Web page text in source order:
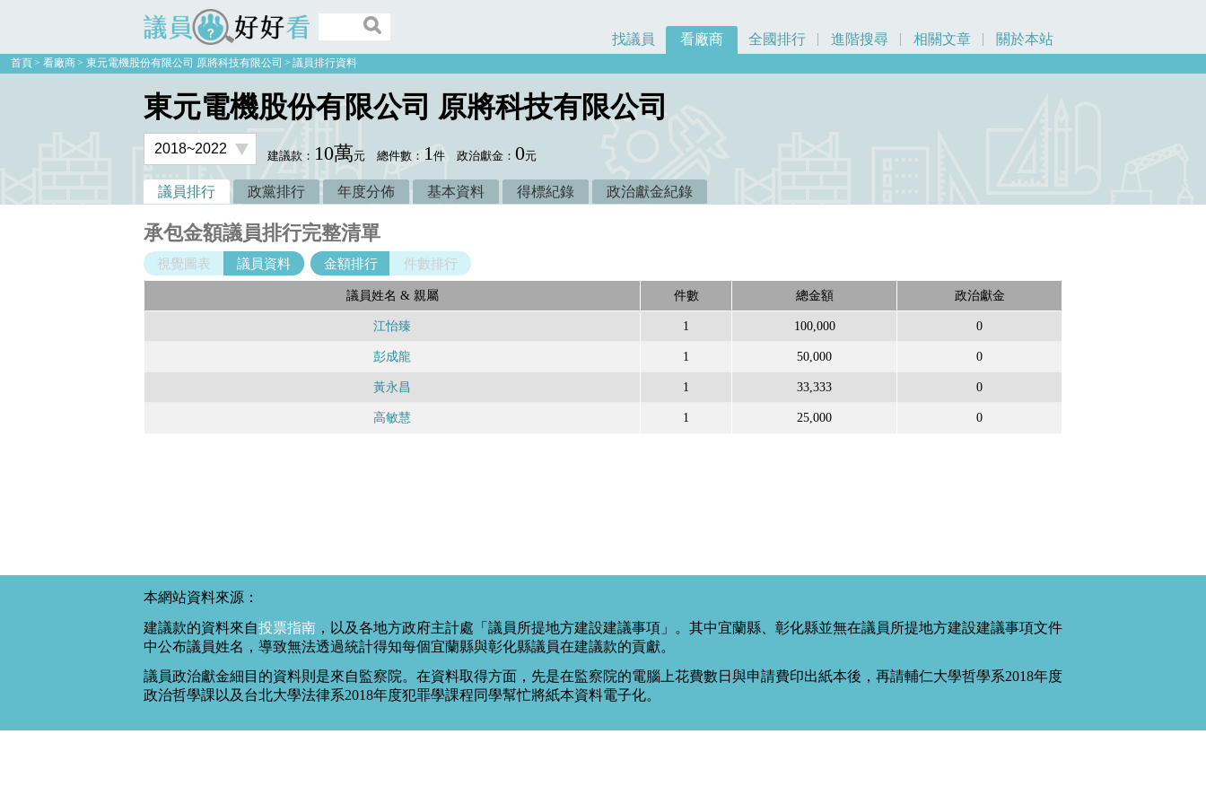
議員好好看
找議員 看廠商 全國排行 進階搜尋 相關文章 關於本站
首頁 看廠商 東元電機股份有限公司 原將科技有限公司 議員排行資料
東元電機股份有限公司 原將科技有限公司
建議款： 10萬元 總件數： 1件 政治獻金：0元
議員排行 政黨排行 年度分佈 基本資料 得標紀錄 政治獻金紀錄
承包金額議員排行完整清單
視覺圖表 議員資料 金額排行 件數排行
議員姓名 & 親屬 件數 總金額 政治獻金
江怡臻 1 100,000 0
彭成龍 1 50,000 0
黃永昌 1 33,333 0
高敏慧 1 25,000 0
本網站資料來源：
建議款的資料來自投票指南 ，以及各地方政府主計處「議員所提地方建設建議事項」。其中宜蘭縣、彰化縣並無在議員所提地方建設建議事項文件
中公布議員姓名，導致無法透過統計得知每個宜蘭縣與彰化縣議員在建議款的貢獻。
議員政治獻金細目的資料則是來自監察院。在資料取得方面，先是在監察院的電腦上花費數日與申請費印出紙本後，再請輔仁大學哲學系2018年度
政治哲學課以及台北大學法律系2018年度犯罪學課程同學幫忙將紙本資料電子化。